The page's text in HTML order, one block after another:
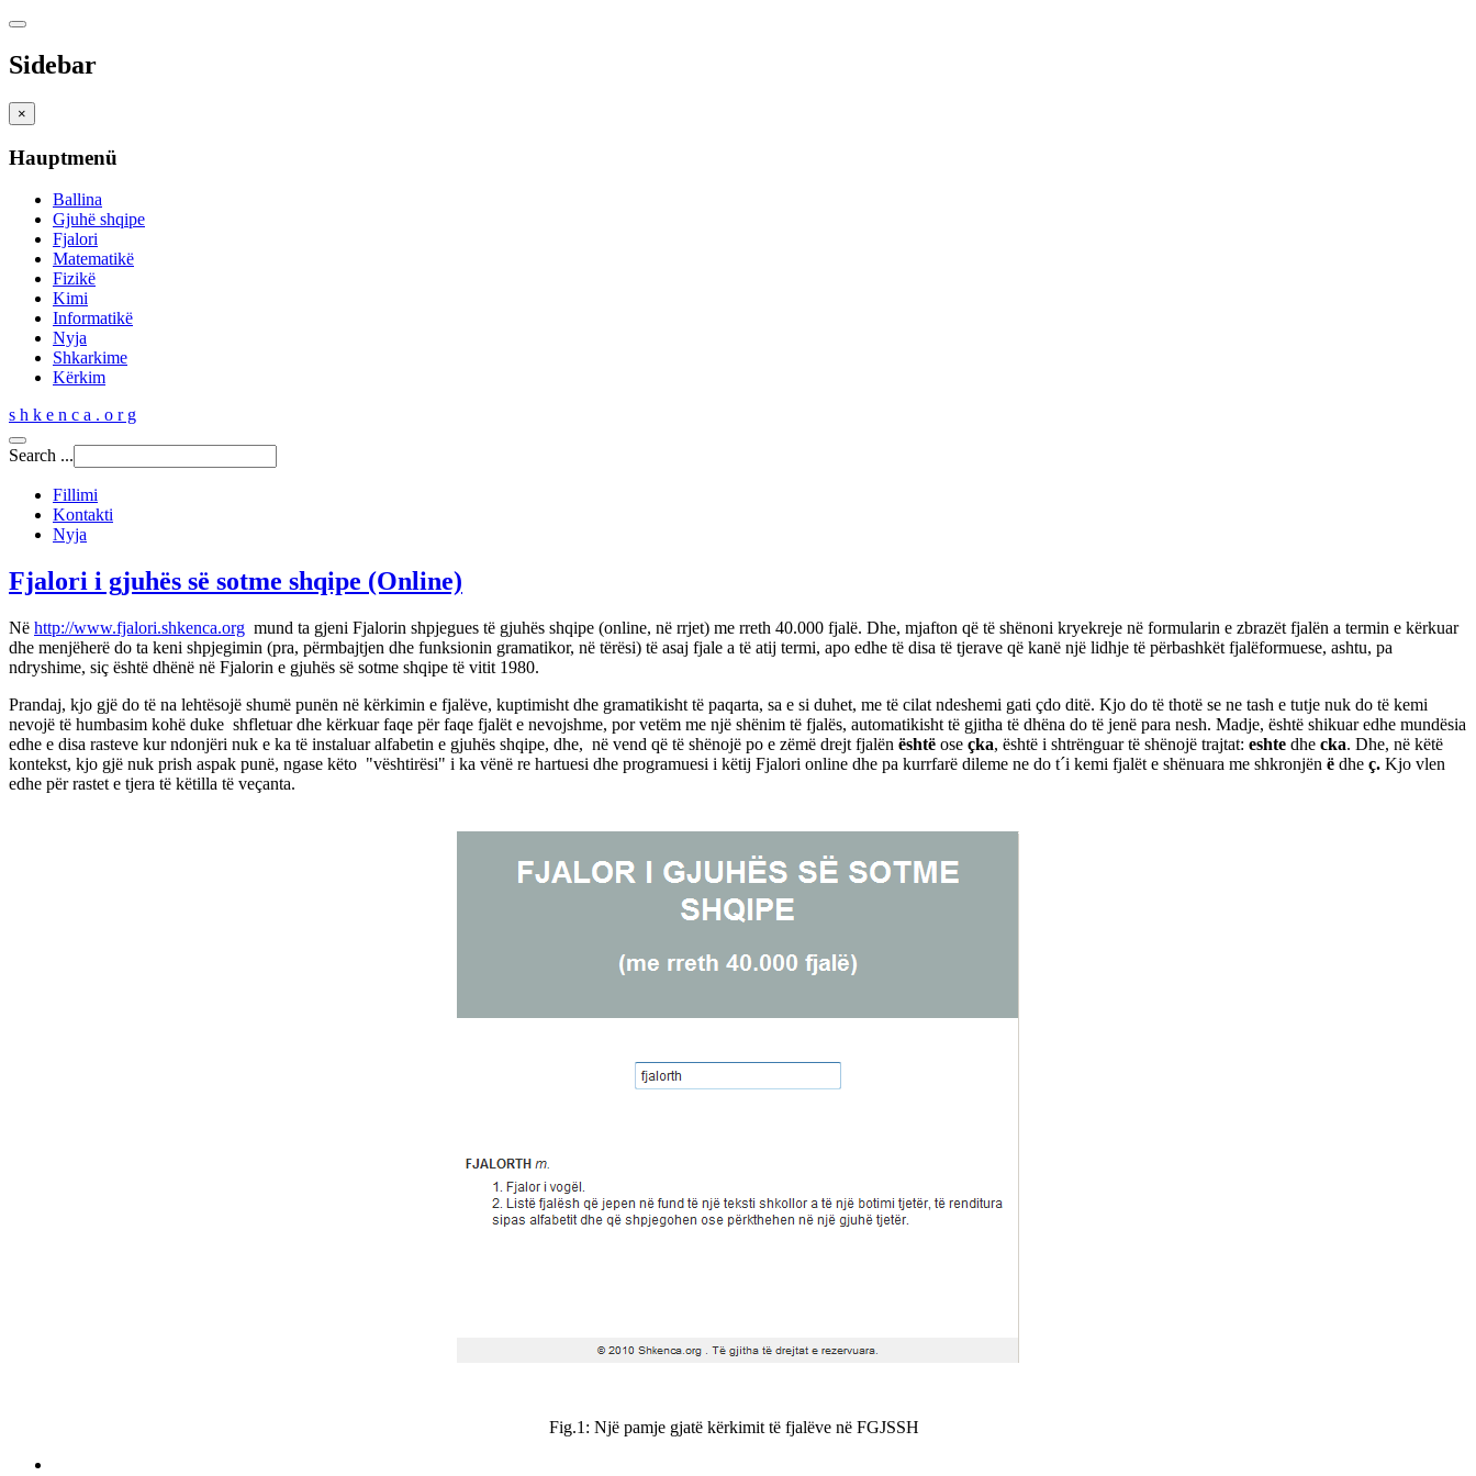
Sidebar
×
Hauptmenü
Ballina
Gjuhë shqipe
Fjalori
Matematikë
Fizikë
Kimi
Informatikë
Nyja
Shkarkime
Kërkim
s h k e n c a . o r g
Search ...
Fillimi
Kontakti
Nyja
Fjalori i gjuhës së sotme shqipe (Online)
Në http://www.fjalori.shkenca.org mund ta gjeni Fjalorin shpjegues të gjuhës shqipe (online, në rrjet) me rreth 40.000 fjalë. Dhe, mjafton që të shënoni kryekreje në formularin e zbrazët fjalën a termin e kërkuar
dhe menjëherë do ta keni shpjegimin (pra, përmbajtjen dhe funksionin gramatikor, në tërësi) të asaj fjale a të atij termi, apo edhe të disa të tjerave që kanë një lidhje të përbashkët fjalëformuese, ashtu, pa
ndryshime, siç është dhënë në Fjalorin e gjuhës së sotme shqipe të vitit 1980.
Prandaj, kjo gjë do të na lehtësojë shumë punën në kërkimin e fjalëve, kuptimisht dhe gramatikisht të paqarta, sa e si duhet, me të cilat ndeshemi gati çdo ditë. Kjo do të thotë se ne tash e tutje nuk do të kemi
nevojë të humbasim kohë duke shfletuar dhe kërkuar faqe për faqe fjalët e nevojshme, por vetëm me një shënim të fjalës, automatikisht të gjitha të dhëna do të jenë para nesh. Madje, është shikuar edhe mundësia
edhe e disa rasteve kur ndonjëri nuk e ka të instaluar alfabetin e gjuhës shqipe, dhe, në vend që të shënojë po e zëmë drejt fjalën është ose çka, është i shtrënguar të shënojë trajtat: eshte dhe cka. Dhe, në këtë
kontekst, kjo gjë nuk prish aspak punë, ngase këto "vështirësi" i ka vënë re hartuesi dhe programuesi i këtij Fjalori online dhe pa kurrfarë dileme ne do t´i kemi fjalët e shënuara me shkronjën ë dhe ç. Kjo vlen
edhe për rastet e tjera të këtilla të veçanta.
Fig.1: Një pamje gjatë kërkimit të fjalëve në FGJSSH